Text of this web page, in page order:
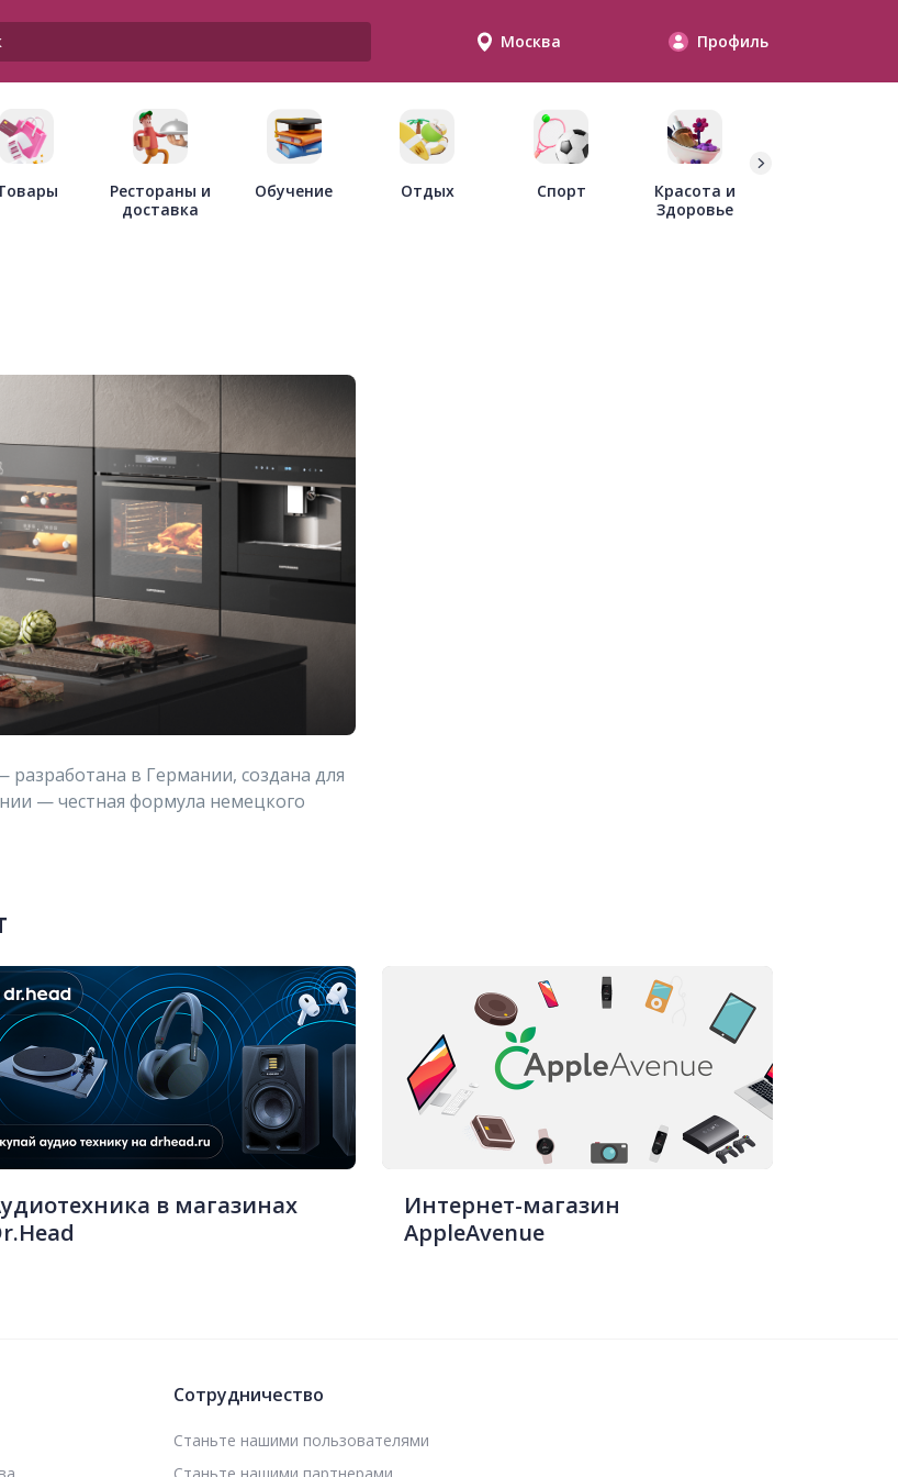
Москва Профиль
Рестораны и
доставка
Обучение Отдых Спорт
Красота и
Здоровье
разработана в Германии, создана для
— честная формула немецкого
в магазинах
Интернет-магазин
AppleAvenue
Сотрудничество
Станьте нашими пользователями